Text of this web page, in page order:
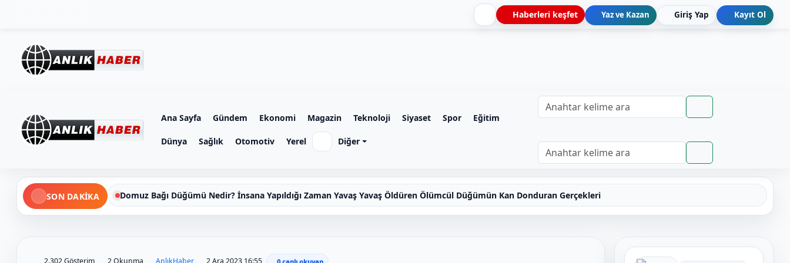
Haberleri keşfet Yaz ve Kazan Giriş Yap Kayıt Ol
Ana Sayfa Gündem Ekonomi Magazin Teknoloji Siyaset Spor Eğitim
Dünya Sağlık Otomotiv Yerel Diğer
SON DAKIKA Domuz Bağı Düğümü Nedir? İnsana Yapıldığı Zaman Yavaş Yavaş Öldüren Ölümcül Düğümün Kan Donduran Gerçekleri
2.302 Gösterim 2 Okunma AnlıkHaber 2 Ara 2023 16:55 0canlı okuyan